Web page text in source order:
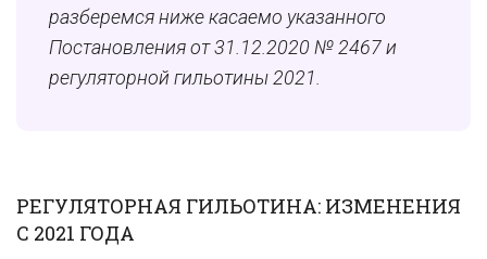
разберемся ниже касаемо указанного
Постановления от 31.12.2020 № 2467 и
регуляторной гильотины 2021.
РЕГУЛЯТОРНАЯ ГИЛЬОТИНА: ИЗМЕНЕНИЯ
С 2021 ГОДА